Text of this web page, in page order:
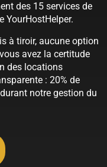
des 15 services de
YourHostHelper.
à tiroir, aucune option
avez la certitude
des locations
: 20% de
notre gestion du